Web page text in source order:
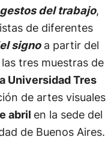
del trabajo,
de diferentes
signoa partir del
tres muestras de
Universidad Tres
de artes visuales
abril en la sede del
de Buenos Aires.